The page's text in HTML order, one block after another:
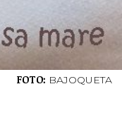
FOTO: BAJOQUETA